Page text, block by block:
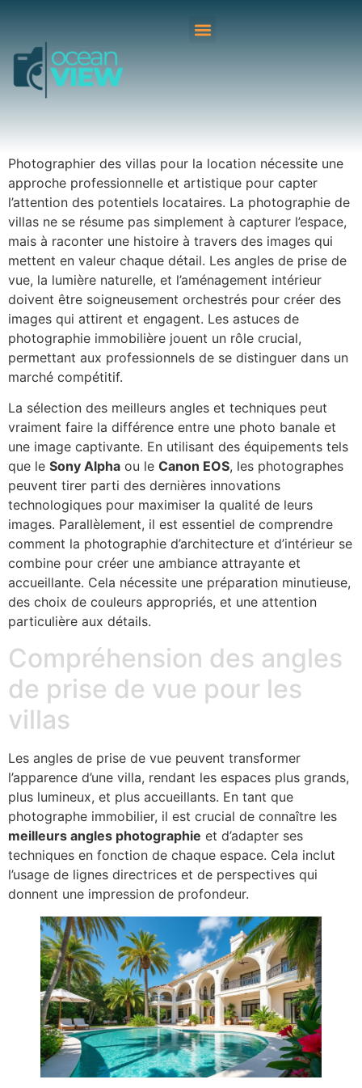
Photographier des villas pour la location nécessite une
approche professionnelle et artistique pour capter
l’attention des potentiels locataires. La photographie de
villas ne se résume pas simplement à capturer l’espace,
mais à raconter une histoire à travers des images qui
mettent en valeur chaque détail. Les angles de prise de
vue, la lumière naturelle, et l’aménagement intérieur
doivent être soigneusement orchestrés pour créer des
images qui attirent et engagent. Les astuces de
photographie immobilière jouent un rôle crucial,
permettant aux professionnels de se distinguer dans un
marché compétitif.
La sélection des meilleurs angles et techniques peut
vraiment faire la différence entre une photo banale et
une image captivante. En utilisant des équipements tels
que le Sony Alpha ou le Canon EOS, les photographes
peuvent tirer parti des dernières innovations
technologiques pour maximiser la qualité de leurs
images. Parallèlement, il est essentiel de comprendre
comment la photographie d’architecture et d’intérieur se
combine pour créer une ambiance attrayante et
accueillante. Cela nécessite une préparation minutieuse,
des choix de couleurs appropriés, et une attention
particulière aux détails.
Compréhension des angles
de prise de vue pour les
villas
Les angles de prise de vue peuvent transformer
l’apparence d’une villa, rendant les espaces plus grands,
plus lumineux, et plus accueillants. En tant que
photographe immobilier, il est crucial de connaître les
meilleurs angles photographie et d’adapter ses
techniques en fonction de chaque espace. Cela inclut
l’usage de lignes directrices et de perspectives qui
donnent une impression de profondeur.